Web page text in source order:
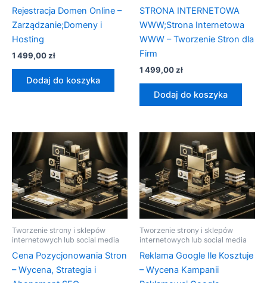
Rejestracja Domen Online –
Zarządzanie;Domeny i
Hosting
1 499,00zł
Dodaj do koszyka
STRONA INTERNETOWA
WWW;Strona Internetowa
WWW – Tworzenie Stron dla
Firm
1 499,00zł
Dodaj do koszyka
Tworzenie strony i sklepów
internetowych lub social media
Cena Pozycjonowania Stron
– Wycena, Strategia i
Tworzenie strony i sklepów
internetowych lub social media
Reklama Google Ile Kosztuje
– Wycena Kampanii